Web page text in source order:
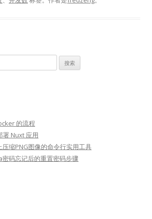
的流程
署 Nuxt 应用
缩PNG图像的命令行实用工具
码忘记后的重置密码步骤